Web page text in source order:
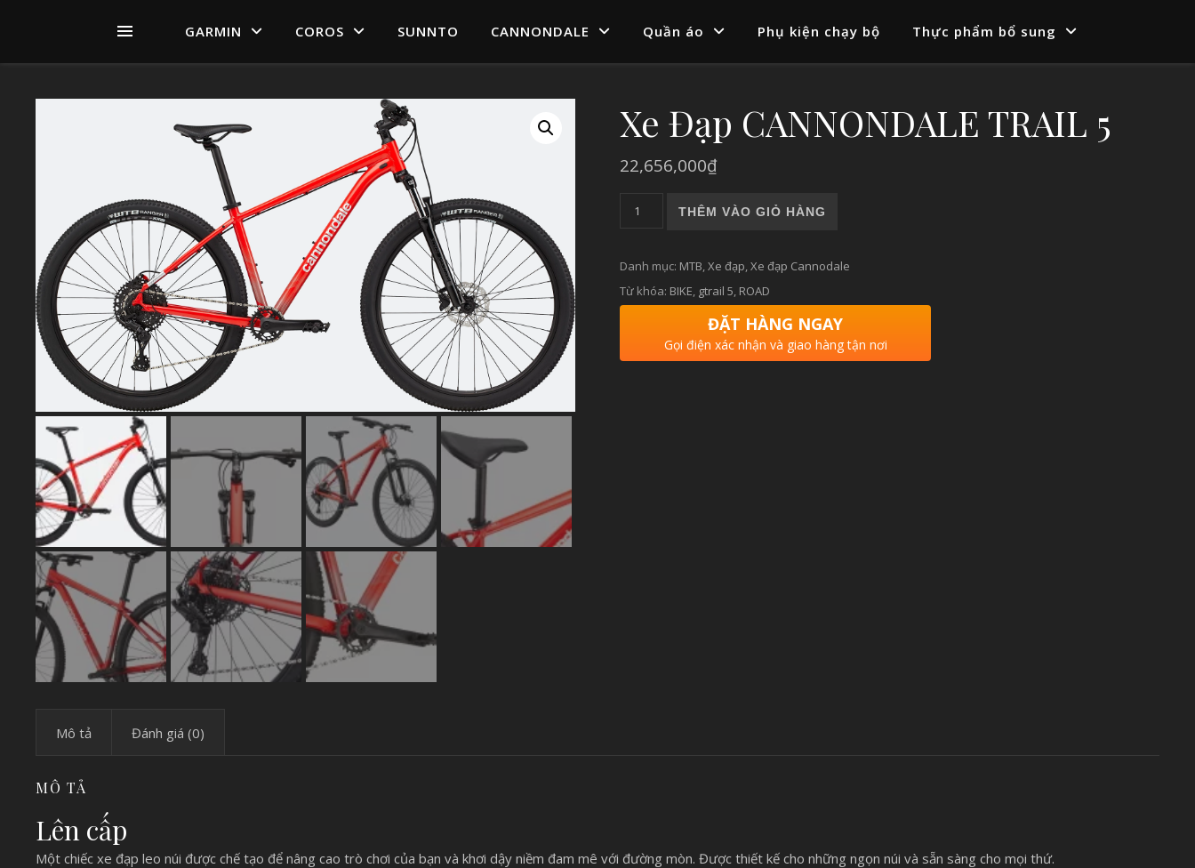
GARMIN COROS SUNNTO CANNONDALE Quần áo Phụ kiện chạy bộ Thực phẩm bổ sung
Xe Đạp CANNONDALE TRAIL 5
22,656,000₫
Xe Đạp CANNONDALE TRAIL 5 số lượng
THÊM VÀO GIỎ HÀNG
Danh mục: MTB,Xe đạp,Xe đạp Cannodale
Từ khóa: BIKE, gtrail 5, ROAD
ĐẶT HÀNG NGAY
Gọi điện xác nhận và giao hàng tận nơi
Mô tả Đánh giá (0)
MÔ TẢ
Lên cấp
Một chiếc xe đạp leo núi được chế tạo để nâng cao trò chơi của bạn và khơi dậy niềm đam mê với đường mòn. Được thiết kế cho những ngọn núi và sẵn sàng cho mọi thứ.